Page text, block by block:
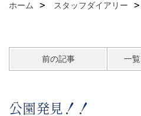
ホーム スタッフダイアリー
前の記事 一覧
公園発見！！